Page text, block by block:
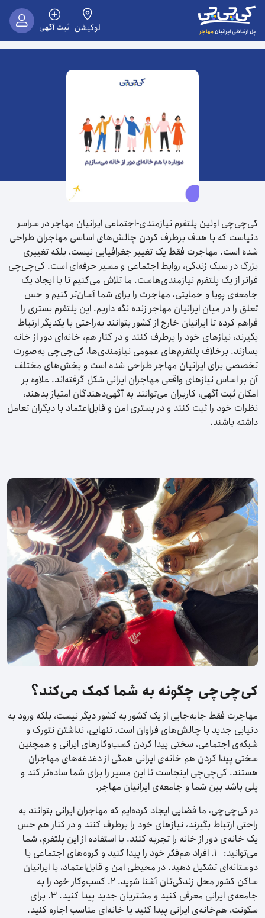
پل ارتباطی ایرانیانمهاجر لوکیشن ثبت آگهی
کی‌چی‌چی اولین پلتفرم نیازمندی‌-اجتماعی ایرانیان مهاجر در سراسر
دنیاست که با هدف برطرف کردن چالش‌های اساسی مهاجران طراحی
شده است. مهاجرت فقط یک تغییر جغرافیایی نیست، بلکه تغییری
بزرگ در سبک زندگی، روابط اجتماعی و مسیر حرفه‌ای است. کی‌چی‌چی
فراتر از یک پلتفرم نیازمندی‌هاست. ما تلاش می‌کنیم تا با ایجاد یک
جامعه‌ی پویا و حمایتی، مهاجرت را برای شما آسان‌تر کنیم و حس
تعلق را در میان ایرانیان مهاجر زنده نگه داریم. این پلتفرم بستری را
فراهم کرده تا ایرانیان خارج از کشور بتوانند به‌راحتی با یکدیگر ارتباط
بگیرند، نیازهای خود را برطرف کنند و در کنار هم، خانه‌ای دور از خانه
بسازند. برخلاف پلتفرم‌های عمومی نیازمندی‌ها، کی‌چی‌چی به‌صورت
تخصصی برای ایرانیان مهاجر طراحی شده است و بخش‌های مختلف
آن بر اساس نیازهای واقعی مهاجران ایرانی شکل گرفته‌اند. علاوه بر
امکان ثبت آگهی، کاربران می‌توانند به آگهی‌دهندگان امتیاز بدهند،
نظرات خود را ثبت کنند و در بستری امن و قابل‌اعتماد با دیگران تعامل
داشته باشند.
کی‌چی‌چی چگونه به شما کمک می‌کند؟
مهاجرت فقط جابه‌جایی از یک کشور به کشور دیگر نیست، بلکه ورود به
دنیایی جدید با چالش‌های فراوان است. تنهایی، نداشتن نتورک و
شبکه‌ی اجتماعی، سختی پیدا کردن کسب‌و‌کارهای ایرانی و همچنین
سختی پیدا کردن هم خانه‌ی ایرانی همگی از دغدغه‌های مهاجران
هستند. کی‌چی‌چی اینجاست تا این مسیر را برای شما ساده‌تر کند و
پلی باشد بین شما و جامعه‌ی ایرانیان مهاجر.
در کی‌چی‌چی، ما فضایی ایجاد کرده‌ایم که مهاجران ایرانی بتوانند به
راحتی ارتباط بگیرند، نیازهای خود را برطرف کنند و در کنار هم حس
یک خانه‌ی دور از خانه را تجربه کنند. با استفاده از این پلتفرم، شما
می‌توانید: ۱. افراد هم‌فکر خود را پیدا کنید و گروه‌های اجتماعی یا
دوستانه‌ای تشکیل دهید. در محیطی امن و قابل‌اعتماد، با ایرانیان
ساکن کشور محل زندگی‌تان آشنا شوید. ۲. کسب‌وکار خود را به
جامعه‌ی ایرانی معرفی کنید و مشتریان جدید پیدا کنید. ۳. برای
سکونت، هم‌خانه‌ی ایرانی پیدا کنید یا خانه‌ای مناسب اجاره کنید.